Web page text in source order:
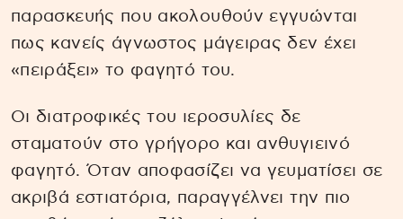
παρασκευής που ακολουθούν εγγυώνται
πως κανείς άγνωστος μάγειρας δεν έχει
«πειράξει» το φαγητό του.
Οι διατροφικές του ιεροσυλίες δε
σταματούν στο γρήγορο και ανθυγιεινό
φαγητό. Όταν αποφασίζει να γευματίσει σε
ακριβά εστιατόρια, παραγγέλνει την πιο